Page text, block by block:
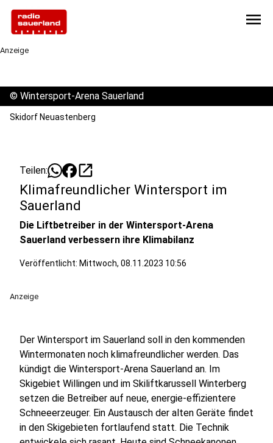
menu
Anzeige
© Wintersport-Arena Sauerland
Skidorf Neuastenberg
Teilen: open_in_new
Klimafreundlicher Wintersport im
Sauerland
Die Liftbetreiber in der Wintersport-Arena
Sauerland verbessern ihre Klimabilanz
Veröffentlicht: Mittwoch, 08.11.2023 10:56
Anzeige
Der Wintersport im Sauerland soll in den kommenden
Wintermonaten noch klimafreundlicher werden. Das
kündigt die Wintersport-Arena Sauerland an. Im
Skigebiet Willingen und im Skiliftkarussell Winterberg
setzen die Betreiber auf neue, energie-effizientere
Schneeerzeuger. Ein Austausch der alten Geräte findet
in den Skigebieten fortlaufend statt. Die Technik